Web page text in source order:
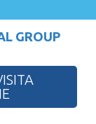
GROUP